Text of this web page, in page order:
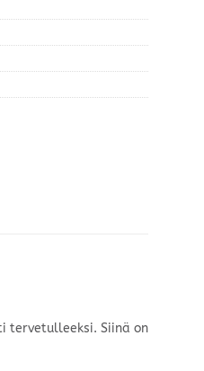
tervetulleeksi. Siinä on